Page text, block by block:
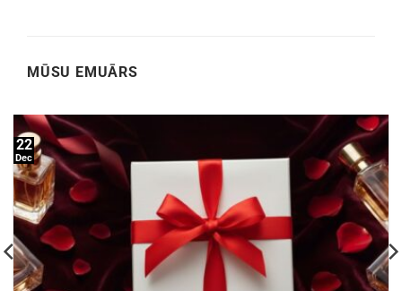
MŪSU EMUĀRS
22
Dec